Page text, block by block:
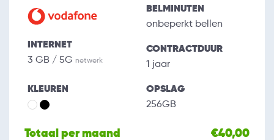
INTERNET
3 GB / 5G netwerk
BELMINUTEN
onbeperkt bellen
CONTRACTDUUR
1 jaar
KLEUREN OPSLAG
256GB
Totaal per maand €40,00